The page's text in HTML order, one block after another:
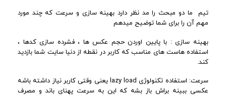
تیم ما دو مبحث را مد نظر دارد بهینه سازی و سرعت که چند مورد
مهم آن را برای شما توضیح میدهم
بهینه سازی : با پایین اوردن حجم عکس ها ، فشرده سازی کدها ،
استفاده هاست های مناسب که کاربر در نقطه از دنیا سایت شما بازدید
کند.
سرعت: استفاده تکنولوژی lazy load یعنی وقتی کاربر نیاز داشته باشه
عکسی ببینه براش باز بشه که این به سرعت پهنای باند و مصرف